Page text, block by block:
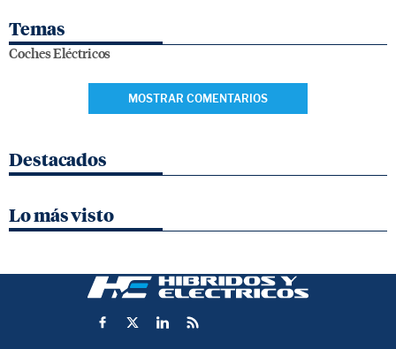
Temas
Coches Eléctricos
MOSTRAR COMENTARIOS
Destacados
Lo más visto